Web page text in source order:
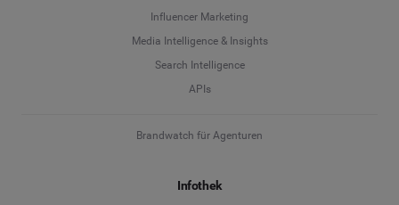
Influencer Marketing
Media Intelligence & Insights
Search Intelligence
APIs
Brandwatch für Agenturen
Infothek